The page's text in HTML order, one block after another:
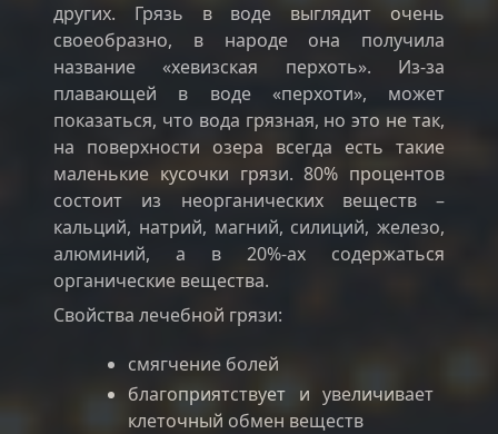
других. Грязь в воде выглядит очень
своеобразно, в народе она получила
название «хевизская перхоть». Из-за
плавающей в воде «перхоти», может
показаться, что вода грязная, но это не так,
на поверхности озера всегда есть такие
маленькие кусочки грязи. 80% процентов
состоит из неорганических веществ –
кальций, натрий, магний, силиций, железо,
алюминий, а в 20%-ах содержаться
органические вещества.
Свойства лечебной грязи:
смягчение болей
благоприятствует и увеличивает
клеточный обмен веществ